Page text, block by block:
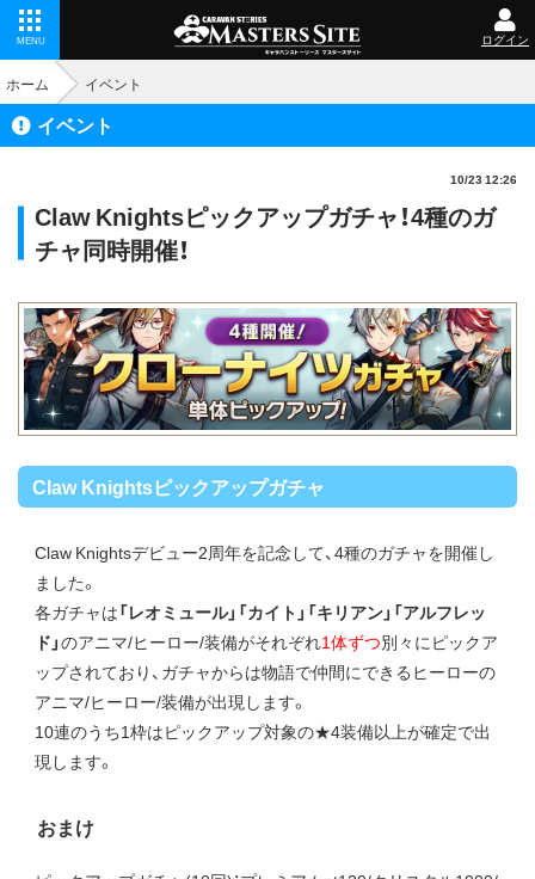
MENU ログイン
ホーム イベント
イベント
10/23 12:26
Claw Knightsピックアップガチャ！4種のガ
チャ同時開催！
Claw Knightsピックアップガチャ
Claw Knightsデビュー2周年を記念して、4種のガチャを開催し
ました。
各ガチャは「レオミュール」「カイト」「キリアン」「アルフレッ
ド」のアニマ/ヒーロー/装備がそれぞれ1体ずつ別々にピックア
ップされており、ガチャからは物語で仲間にできるヒーローの
アニマ/ヒーロー/装備が出現します。
10連のうち1枠はピックアップ対象の★4装備以上が確定で出
現します。
おまけ